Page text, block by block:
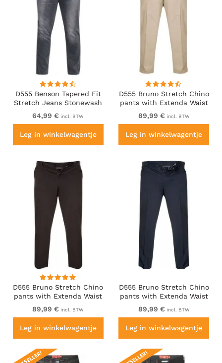
D555 Benson Tapered Fit
Stretch Jeans Stonewash
64,99 € incl. BTW
Leg in winkelwagentje
D555 Bruno Stretch Chino
pants with Extenda Waist
Beige
89,99 € incl. BTW
Leg in winkelwagentje
D555 Bruno Stretch Chino
pants with Extenda Waist
Black
89,99 € incl. BTW
Leg in winkelwagentje
D555 Bruno Stretch Chino
pants with Extenda Waist
Indigo Blue
89,99 € incl. BTW
Leg in winkelwagentje